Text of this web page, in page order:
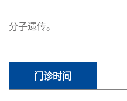
分子遗传。
门诊时间